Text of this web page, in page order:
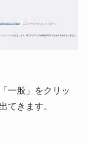
一般」をクリッ
てきます。